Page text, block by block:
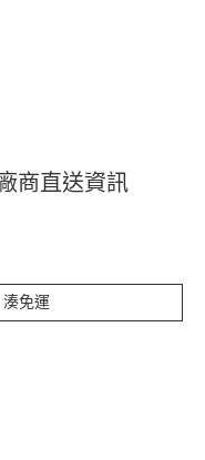
商直送資訊
免運